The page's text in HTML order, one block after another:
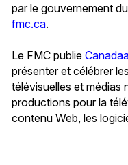
par le gouvernement
fmc.ca.
Le FMC publie
présenter et célébrer
télévisuelles et médias
productions pour la
contenu Web, les